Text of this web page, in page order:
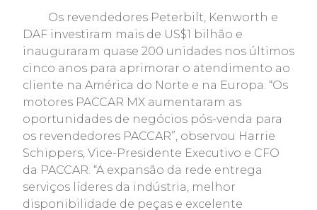
Os revendedores Peterbilt, Kenworth e
DAF investiram mais de US$1 bilhão e
inauguraram quase 200 unidades nos últimos
cinco anos para aprimorar o atendimento ao
cliente na América do Norte e na Europa. “Os
motores PACCAR MX aumentaram as
oportunidades de negócios pós-venda para
os revendedores PACCAR”, observou Harrie
Schippers, Vice-Presidente Executivo e CFO
da PACCAR. “A expansão da rede entrega
serviços líderes da indústria, melhor
disponibilidade de peças e excelente